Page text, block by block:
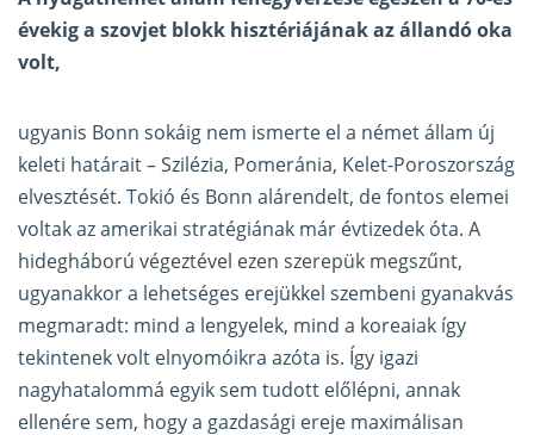
évekig a szovjet blokk hisztériájának az állandó oka
volt,
ugyanis Bonn sokáig nem ismerte el a német állam új
keleti határait – Szilézia, Pomeránia, Kelet-Poroszország
elvesztését. Tokió és Bonn alárendelt, de fontos elemei
voltak az amerikai stratégiának már évtizedek óta. A
hidegháború végeztével ezen szerepük megszűnt,
ugyanakkor a lehetséges erejükkel szembeni gyanakvás
megmaradt: mind a lengyelek, mind a koreaiak így
tekintenek volt elnyomóikra azóta is. Így igazi
nagyhatalommá egyik sem tudott előlépni, annak
ellenére sem, hogy a gazdasági ereje maximálisan